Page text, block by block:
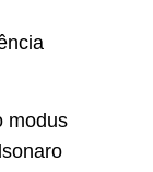
modus